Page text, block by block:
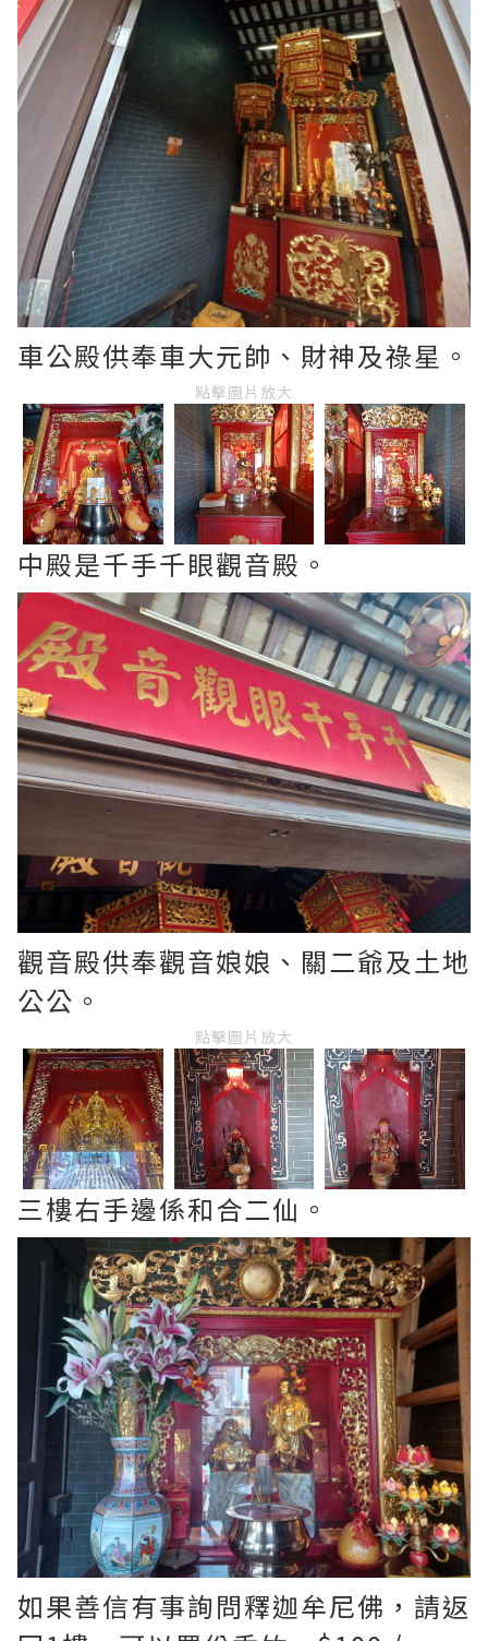
車公殿供奉車大元帥、財神及祿星。
點擊圖片放大
中殿是千手千眼觀音殿。
觀音殿供奉觀音娘娘、關二爺及土地
公公。
點擊圖片放大
三樓右手邊係和合二仙。
如果善信有事詢問釋迦牟尼佛，請返